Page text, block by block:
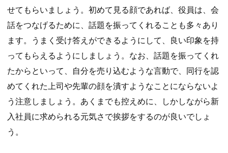
せてもらいましょう。初めて見る顔であれば、役員は、会
話をつなげるために、話題を振ってくれることも多々あり
ます。うまく受け答えができるようにして、良い印象を持
ってもらえるようにしましょう。なお、話題を振ってくれ
たからといって、自分を売り込むような言動で、同行を認
めてくれた上司や先輩の顔を潰すようなことにならないよ
う注意しましょう。あくまでも控えめに、しかしながら新
入社員に求められる元気さで挨拶をするのが良いでしょ
う。